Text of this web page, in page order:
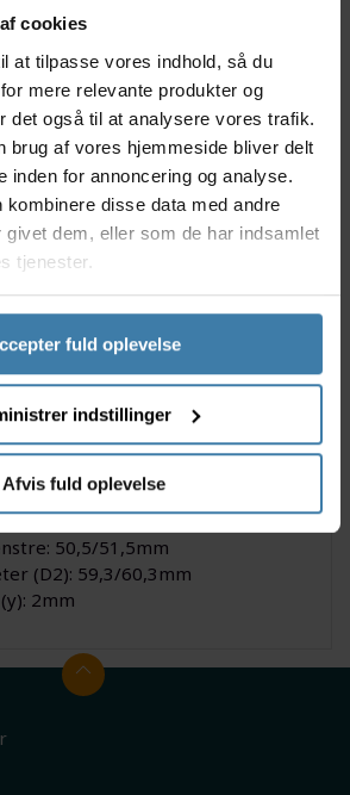
cookies
at tilpasse vores indhold, så du
mere relevante produkter og
det også til at analysere vores trafik.
brug af vores hjemmeside bliver delt
inden for annoncering og analyse.
kombinere disse data med andre
givet dem, eller som de har indsamlet
tjenester.
fuld oplevelse
indstillinger
Afvis fuld oplevelse
og 28 eger.
model FH-TC500-HL
12 gears kassette
med center lock
med labyrent og kontakt
stål
med E-Thru
15 x 28 x 7 mm
længde (se billede 2):
55,45 mm
7,6mm
50,5/51,5mm
(D2): 59,3/60,3mm
2mm